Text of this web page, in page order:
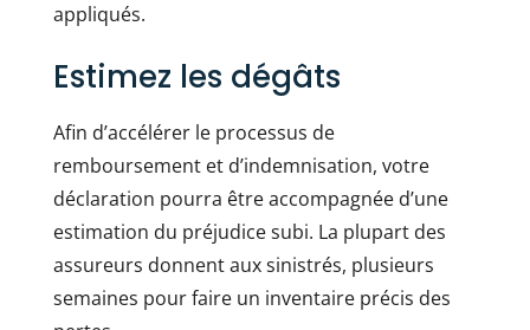
appliqués.
Estimez les dégâts
Afin d’accélérer le processus de
remboursement et d’indemnisation, votre
déclaration pourra être accompagnée d’une
estimation du préjudice subi. La plupart des
assureurs donnent aux sinistrés, plusieurs
semaines pour faire un inventaire précis des